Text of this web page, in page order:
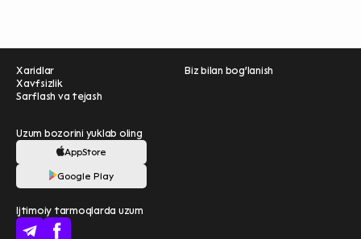
Xaridlar
Xavfsizlik
Sarflash va tejash
Biz bilan bog'lanish
Uzum bozorini yuklab oling
AppStore
Google Play
Ijtimoiy tarmoqlarda uzum
Ravnaqimizga hissa
qo'shing — so‘rovnomada
qatnashing ❤️